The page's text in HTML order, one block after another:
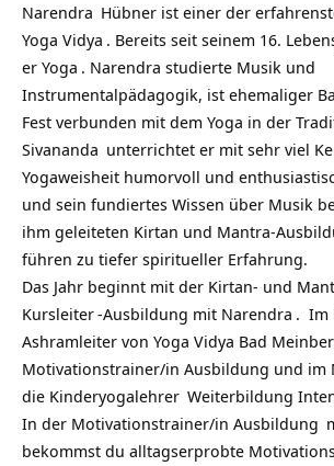
Narendra Hübner ist einer der
Yoga Vidya . Bereits seit seinem 16.
er Yoga . Narendra studierte Musik und
Instrumentalpädagogik, ist ehemaliger
Fest verbunden mit dem Yoga in der
Sivananda unterrichtet er mit sehr viel
Yogaweisheit humorvoll und
und sein fundiertes Wissen über Musik
ihm geleiteten Kirtan und Mantra-
führen zu tiefer spiritueller Erfahrung.
Das Jahr beginnt mit der Kirtan- und
Kursleiter-Ausbildung mit Narendra . Im
Ashramleiter von Yoga Vidya Bad
Motivationstrainer/in Ausbildung und im
die Kinderyogalehrer Weiterbildung
In der Motivationstrainer/in Ausbildung
bekommst du alltagserprobte